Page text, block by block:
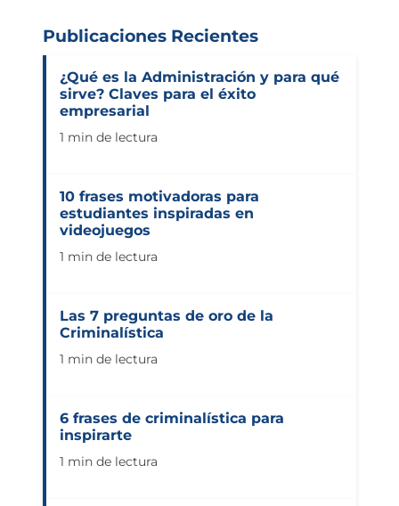
Publicaciones Recientes
¿Qué es la Administración y para qué
sirve? Claves para el éxito
empresarial
1 min de lectura
10 frases motivadoras para
estudiantes inspiradas en
videojuegos
1 min de lectura
Las 7 preguntas de oro de la
Criminalística
1 min de lectura
6 frases de criminalística para
inspirarte
1 min de lectura